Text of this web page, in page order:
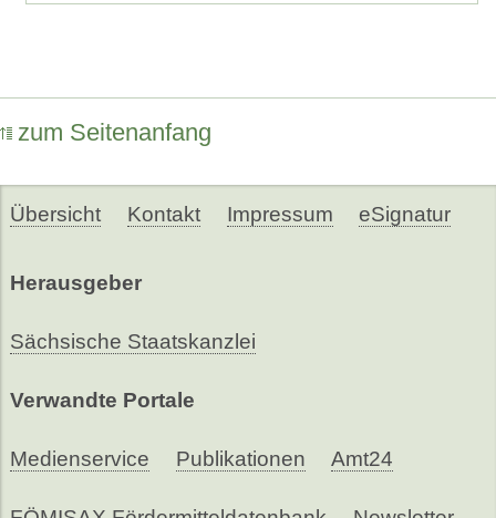
zum Seitenanfang
Übersicht Kontakt Impressum eSignatur
Herausgeber
Sächsische Staatskanzlei
Verwandte Portale
Medienservice Publikationen Amt24